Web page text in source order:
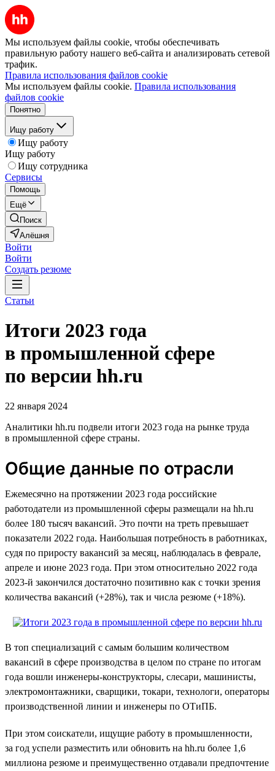
Мы используем файлы cookie, чтобы обеспечивать
правильную работу нашего веб-сайта и анализировать сетевой
трафик.
Правила использования файлов cookie
Мы используем файлы cookie. Правила использования
файлов cookie
Понятно
Ищу работу
Ищу работу
Ищу работу
Ищу сотрудника
Сервисы
Помощь
Ещё
Поиск
Алёшня
Войти
Войти
Создать резюме
Статьи
Итоги 2023 года
в промышленной сфере
по версии hh.ru
22 января 2024
Аналитики hh.ru подвели итоги 2023 года на рынке труда
в промышленной сфере страны.
Общие данные по отрасли
Ежемесячно на протяжении 2023 года российские
работодатели из промышленной сферы размещали на hh.ru
более 180 тысяч вакансий. Это почти на треть превышает
показатели 2022 года. Наибольшая потребность в работниках,
судя по приросту вакансий за месяц, наблюдалась в феврале,
апреле и июне 2023 года. При этом относительно 2022 года
2023-й закончился достаточно позитивно как с точки зрения
количества вакансий (+28%), так и числа резюме (+18%).
В топ специализаций с самым большим количеством
вакансий в сфере производства в целом по стране по итогам
года вошли инженеры-конструкторы, слесари, машинисты,
электромонтажники, сварщики, токари, технологи, операторы
производственной линии и инженеры по ОТиПБ.
При этом соискатели, ищущие работу в промышленности,
за год успели разместить или обновить на hh.ru более 1,6
миллиона резюме и преимущественно отдавали предпочтение